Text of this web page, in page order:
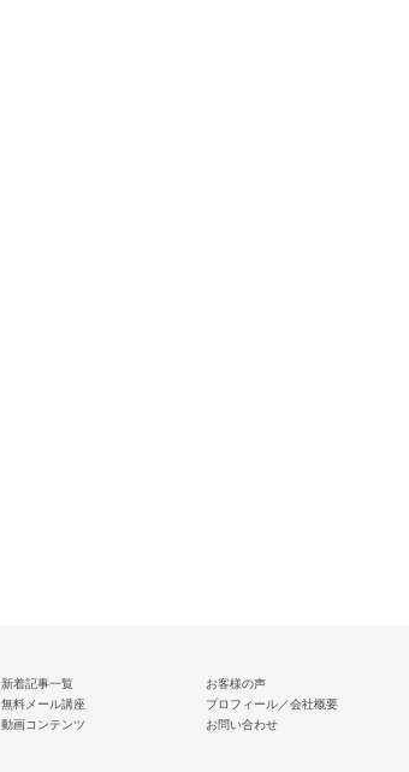
新着記事一覧
無料メール講座
動画コンテンツ
お客様の声
プロフィール／会社概要
お問い合わせ